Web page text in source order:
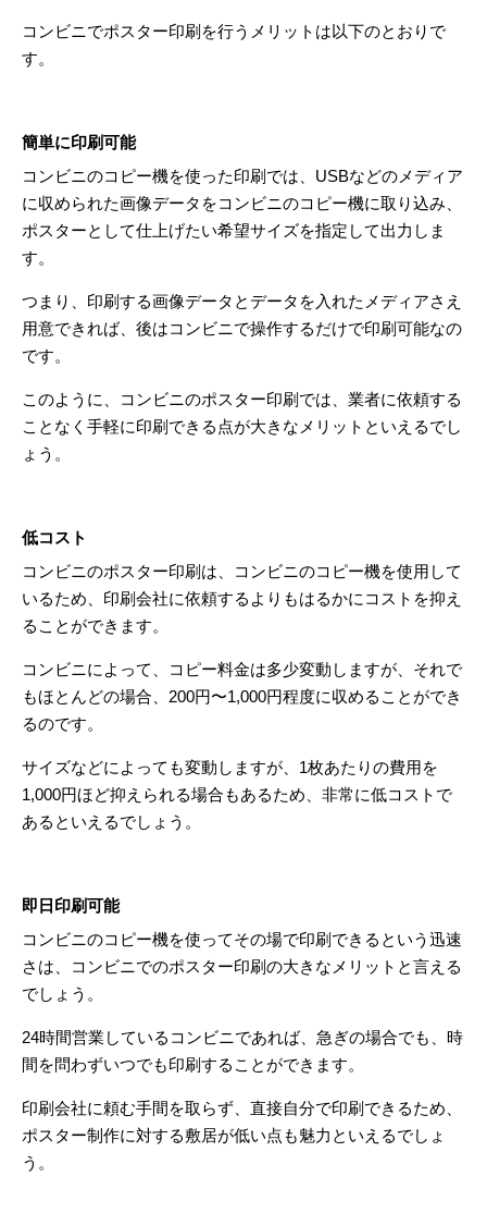
コンビニでポスター印刷を行うメリットは以下のとおりで
す。
簡単に印刷可能
コンビニのコピー機を使った印刷では、USBなどのメディア
に収められた画像データをコンビニのコピー機に取り込み、
ポスターとして仕上げたい希望サイズを指定して出力しま
す。
つまり、印刷する画像データとデータを入れたメディアさえ
用意できれば、後はコンビニで操作するだけで印刷可能なの
です。
このように、コンビニのポスター印刷では、業者に依頼する
ことなく手軽に印刷できる点が大きなメリットといえるでし
ょう。
低コスト
コンビニのポスター印刷は、コンビニのコピー機を使用して
いるため、印刷会社に依頼するよりもはるかにコストを抑え
ることができます。
コンビニによって、コピー料金は多少変動しますが、それで
もほとんどの場合、200円〜1,000円程度に収めることができ
るのです。
サイズなどによっても変動しますが、1枚あたりの費用を
1,000円ほど抑えられる場合もあるため、非常に低コストで
あるといえるでしょう。
即日印刷可能
コンビニのコピー機を使ってその場で印刷できるという迅速
さは、コンビニでのポスター印刷の大きなメリットと言える
でしょう。
24時間営業しているコンビニであれば、急ぎの場合でも、時
間を問わずいつでも印刷することができます。
印刷会社に頼む手間を取らず、直接自分で印刷できるため、
ポスター制作に対する敷居が低い点も魅力といえるでしょ
う。